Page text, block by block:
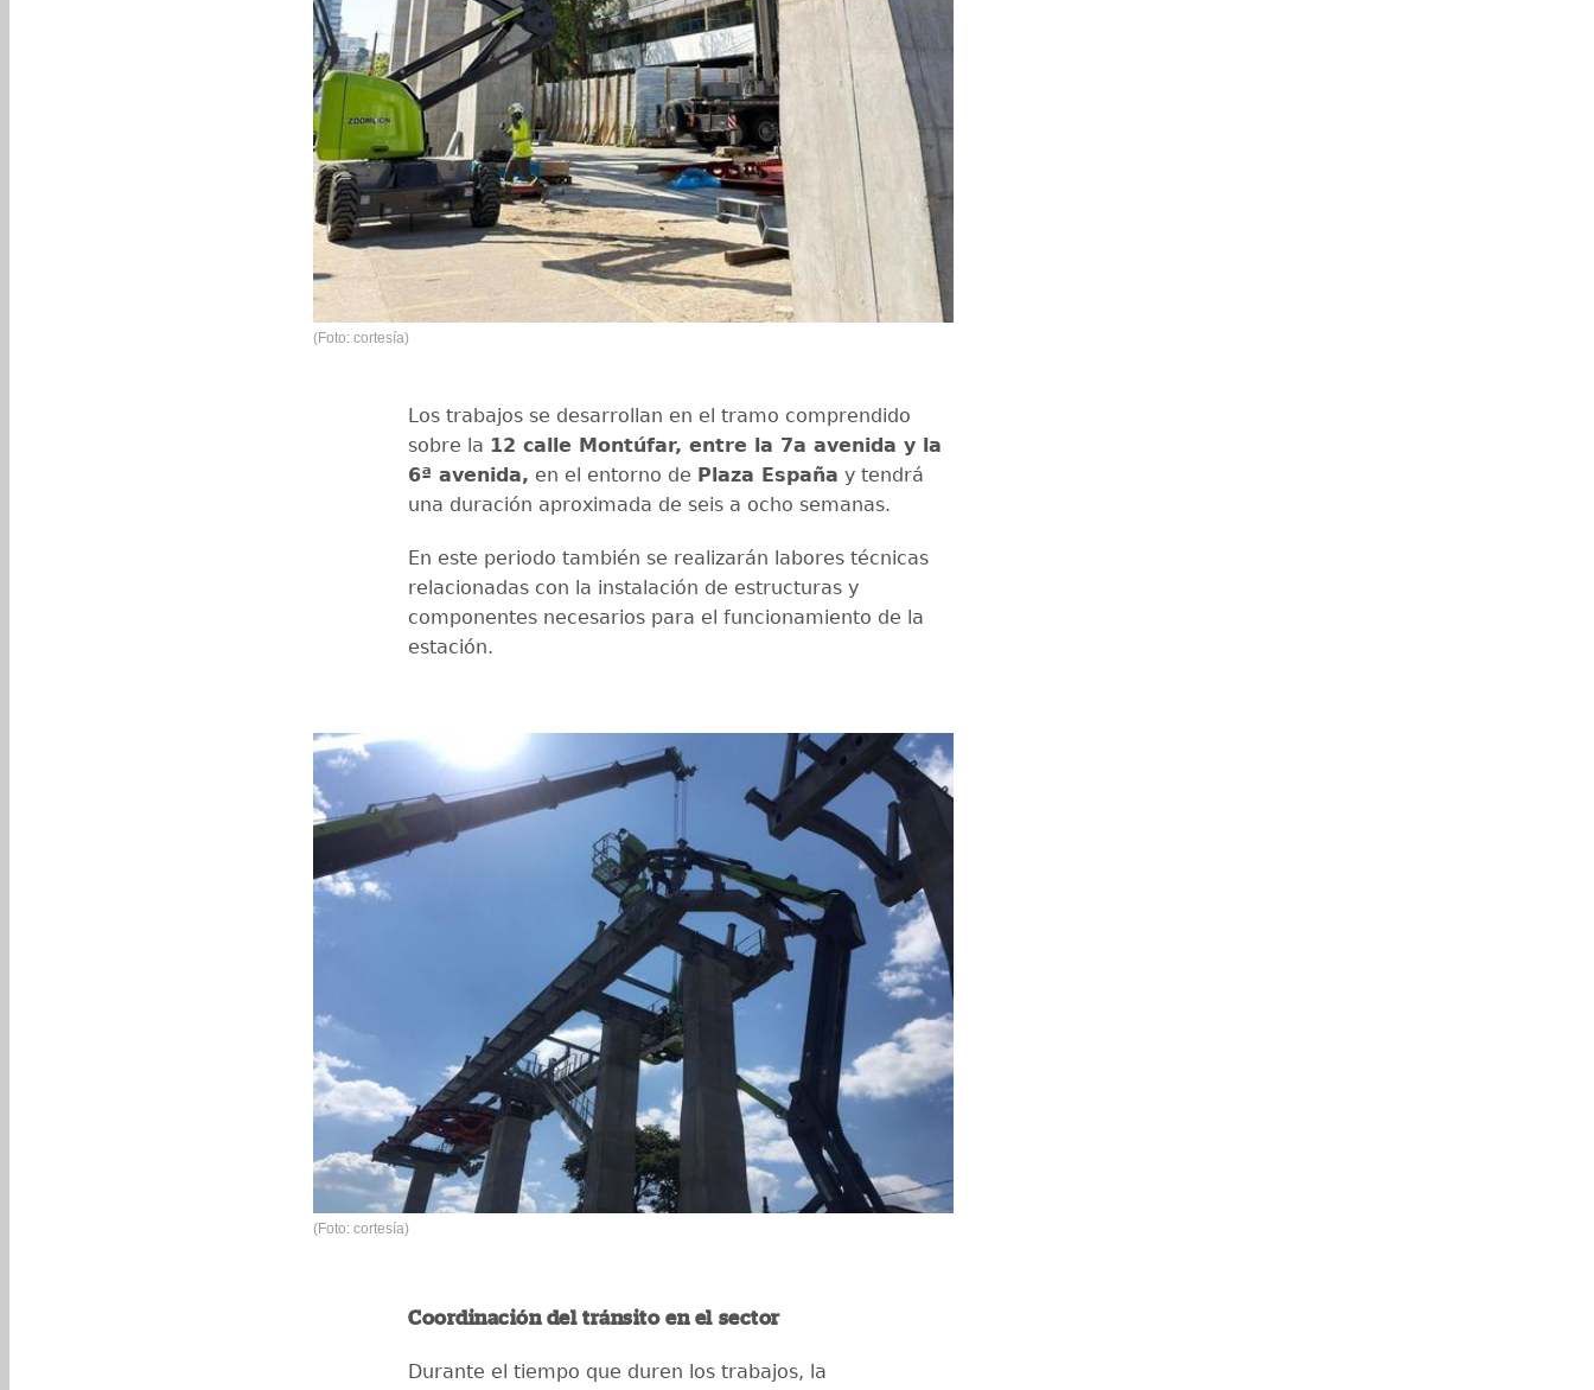
(Foto: cortesía)
Los trabajos se desarrollan en el tramo comprendido
sobre la 12 calle Montúfar, entre la 7a avenida y la
6ª avenida, en el entorno de Plaza España y tendrá
una duración aproximada de seis a ocho semanas.
En este periodo también se realizarán labores técnicas
relacionadas con la instalación de estructuras y
componentes necesarios para el funcionamiento de la
estación.
(Foto: cortesía)
Coordinación del tránsito en el sector
Durante el tiempo que duren los trabajos, la